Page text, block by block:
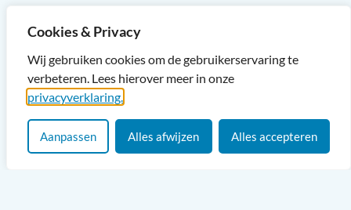
Cookies & Privacy
Wij gebruiken cookies om de gebruikerservaring te
verbeteren. Lees hierover meer in onze
privacyverklaring.
Aanpassen Alles afwijzen Alles accepteren
Toegankelijkheidsverklaring
Klachten
Cliëntondersteuning
Sitemap